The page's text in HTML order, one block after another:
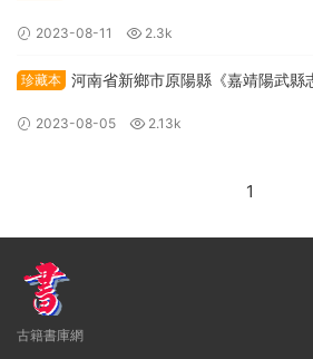
2023-08-11 2.3k
珍藏本 河南省新鄉市原陽縣《嘉靖陽武縣
2023-08-05 2.13k
1
古籍書庫網